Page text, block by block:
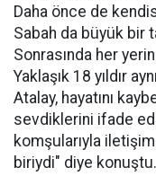
Daha önce de
Sabah da büyük bir
Sonrasında her
Yaklaşık 18 yıldır
Atalay, hayatını
sevdiklerini ifade
komşularıyla
biriydi" diye konuştu.